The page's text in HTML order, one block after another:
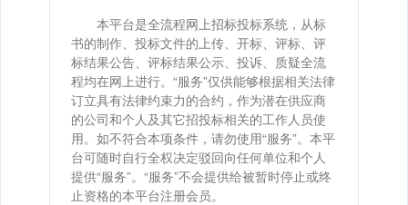
本平台是全流程网上招标投标系统，从标
书的制作、投标文件的上传、开标、评标、评
标结果公告、评标结果公示、投诉、质疑全流
程均在网上进行。“服务”仅供能够根据相关法律
订立具有法律约束力的合约，作为潜在供应商
的公司和个人及其它招投标相关的工作人员使
用。如不符合本项条件，请勿使用“服务”。本平
台可随时自行全权决定驳回向任何单位和个人
提供“服务”。“服务”不会提供给被暂时停止或终
止资格的本平台注册会员。